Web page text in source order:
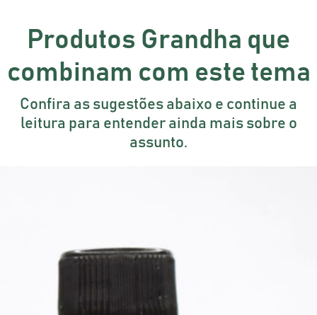
Produtos Grandha que
combinam com este tema
Confira as sugestões abaixo e continue a
leitura para entender ainda mais sobre o
assunto.